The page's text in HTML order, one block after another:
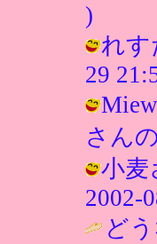
)
れす
29
さん
小麦
2002-
ど